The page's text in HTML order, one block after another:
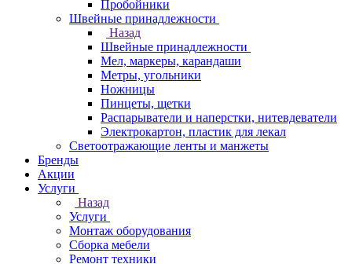
Пробойники
Швейные принадлежности
Назад
Швейные принадлежности
Мел, маркеры, карандаши
Метры, угольники
Ножницы
Пинцеты, щетки
Распарыватели и наперстки, нитевдеватели
Электрокартон, пластик для лекал
Светоотражающие ленты и манжеты
Бренды
Акции
Услуги
Назад
Услуги
Монтаж оборудования
Сборка мебели
Ремонт техники